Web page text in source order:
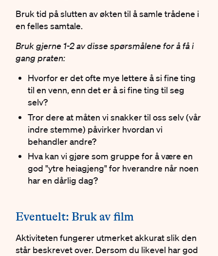
Bruk tid på slutten av økten til å samle trådene i
en felles samtale.
Bruk gjerne 1-2 av disse spørsmålene for å få i
gang praten:
Hvorfor er det ofte mye lettere å si fine ting
til en venn, enn det er å si fine ting til seg
selv?
Tror dere at måten vi snakker til oss selv (vår
indre stemme) påvirker hvordan vi
behandler andre?
Hva kan vi gjøre som gruppe for å være en
god "ytre heiagjeng" for hverandre når noen
har en dårlig dag?
#
Eventuelt: Bruk av film
Aktiviteten fungerer utmerket akkurat slik den
står beskrevet over. Dersom du likevel har god